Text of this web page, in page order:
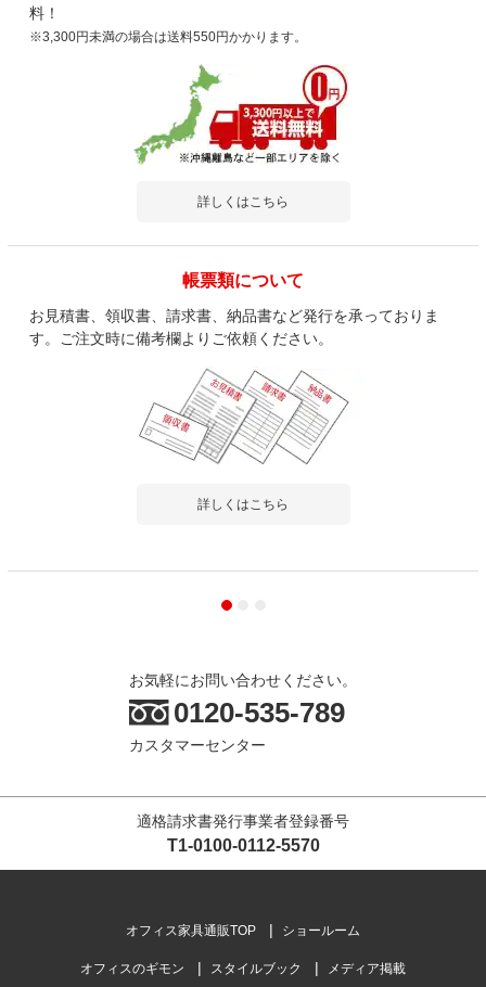
料！
※3,300円未満の場合は送料550円かかります。
詳しくはこちら
帳票類について
お見積書、領収書、請求書、納品書など発行を承っておりま
す。ご注文時に備考欄よりご依頼ください。
詳しくはこちら
お気軽にお問い合わせください。
0120-535-789
カスタマーセンター
適格請求書発行事業者登録番号
T1-0100-0112-5570
オフィス家具通販TOP ショールーム
オフィスのギモン スタイルブック メディア掲載